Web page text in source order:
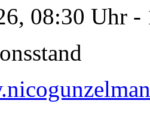
08:30 Uhr -